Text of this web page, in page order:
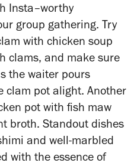
Insta–worthy
group gathering. Try
with chicken soup
clams, and make sure
the waiter pours
clam pot alight. Another
pot with fish maw
broth. Standout dishes
and well-marbled
with the essence of